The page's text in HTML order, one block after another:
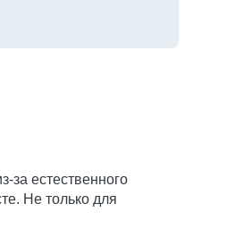
за естественного
Не только для